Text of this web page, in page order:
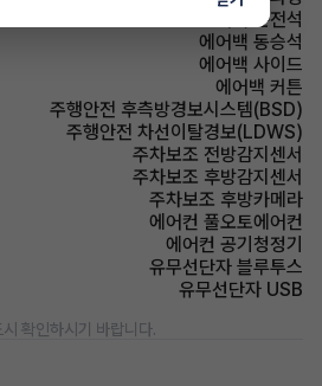
에어백 운전석
에어백 동승석
에어백 사이드
에어백 커튼
주행안전 후측방경보시스템(BSD)
주행안전 차선이탈경보(LDWS)
주차보조 전방감지센서
주차보조 후방감지센서
주차보조 후방카메라
에어컨 풀오토에어컨
에어컨 공기청정기
유무선단자 블루투스
유무선단자 USB
확인하시기 바랍니다.